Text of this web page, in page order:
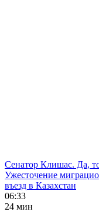
Сенатор Клишас. Да,
Ужесточение
въезд в Казахстан
06:33
24 мин